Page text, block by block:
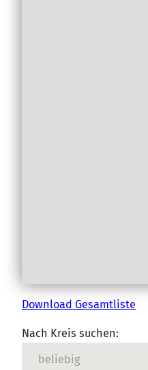
Download Gesamtliste
Nach Kreis suchen:
beliebig